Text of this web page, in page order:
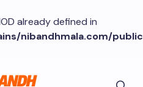
already defined in
nibandhmala.com/